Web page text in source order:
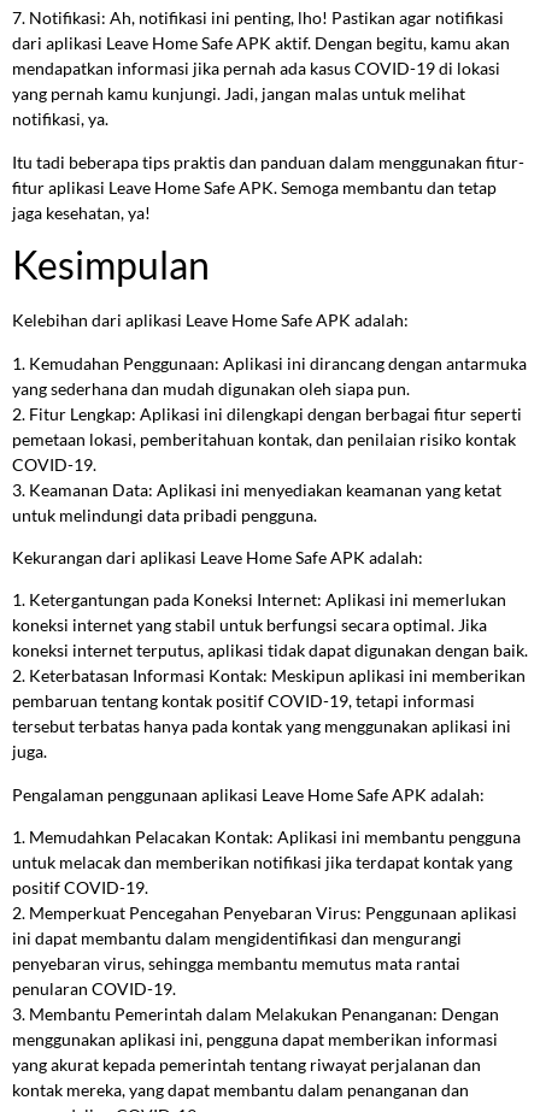
7. Notifikasi: Ah, notifikasi ini penting, lho! Pastikan agar notifikasi
dari aplikasi Leave Home Safe APK aktif. Dengan begitu, kamu akan
mendapatkan informasi jika pernah ada kasus COVID-19 di lokasi
yang pernah kamu kunjungi. Jadi, jangan malas untuk melihat
notifikasi, ya.
Itu tadi beberapa tips praktis dan panduan dalam menggunakan fitur-
fitur aplikasi Leave Home Safe APK. Semoga membantu dan tetap
jaga kesehatan, ya!
Kesimpulan
Kelebihan dari aplikasi Leave Home Safe APK adalah:
1. Kemudahan Penggunaan: Aplikasi ini dirancang dengan antarmuka
yang sederhana dan mudah digunakan oleh siapa pun.
2. Fitur Lengkap: Aplikasi ini dilengkapi dengan berbagai fitur seperti
pemetaan lokasi, pemberitahuan kontak, dan penilaian risiko kontak
COVID-19.
3. Keamanan Data: Aplikasi ini menyediakan keamanan yang ketat
untuk melindungi data pribadi pengguna.
Kekurangan dari aplikasi Leave Home Safe APK adalah:
1. Ketergantungan pada Koneksi Internet: Aplikasi ini memerlukan
koneksi internet yang stabil untuk berfungsi secara optimal. Jika
koneksi internet terputus, aplikasi tidak dapat digunakan dengan baik.
2. Keterbatasan Informasi Kontak: Meskipun aplikasi ini memberikan
pembaruan tentang kontak positif COVID-19, tetapi informasi
tersebut terbatas hanya pada kontak yang menggunakan aplikasi ini
juga.
Pengalaman penggunaan aplikasi Leave Home Safe APK adalah:
1. Memudahkan Pelacakan Kontak: Aplikasi ini membantu pengguna
untuk melacak dan memberikan notifikasi jika terdapat kontak yang
positif COVID-19.
2. Memperkuat Pencegahan Penyebaran Virus: Penggunaan aplikasi
ini dapat membantu dalam mengidentifikasi dan mengurangi
penyebaran virus, sehingga membantu memutus mata rantai
penularan COVID-19.
3. Membantu Pemerintah dalam Melakukan Penanganan: Dengan
menggunakan aplikasi ini, pengguna dapat memberikan informasi
yang akurat kepada pemerintah tentang riwayat perjalanan dan
kontak mereka, yang dapat membantu dalam penanganan dan